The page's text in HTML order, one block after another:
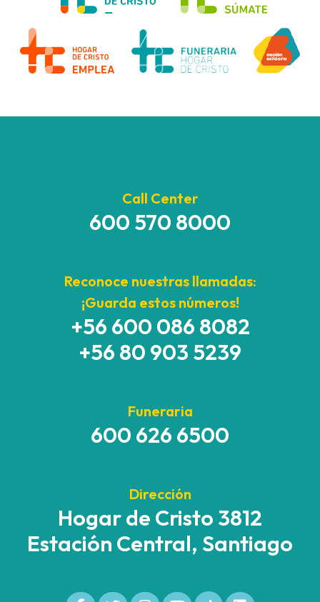
Call Center
600 570 8000
Reconoce nuestras llamadas:
¡Guarda estos números!
+56 600 086 8082
+56 80 903 5239
Funeraria
600 626 6500
Dirección
Hogar de Cristo 3812
Estación Central, Santiago